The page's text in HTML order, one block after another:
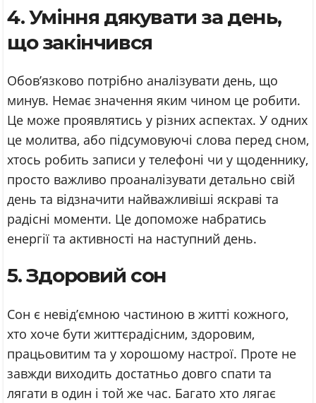
4. Уміння дякувати за день,
що закінчився
Обов’язково потрібно аналізувати день, що
минув. Немає значення яким чином це робити.
Це може проявлятись у різних аспектах. У одних
це молитва, або підсумовуючі слова перед сном,
хтось робить записи у телефоні чи у щоденнику,
просто важливо проаналізувати детально свій
день та відзначити найважливіші яскраві та
радісні моменти. Це допоможе набратись
енергії та активності на наступний день.
5. Здоровий сон
Сон є невід’ємною частиною в житті кожного,
хто хоче бути життєрадісним, здоровим,
працьовитим та у хорошому настрої. Проте не
завжди виходить достатньо довго спати та
лягати в один і той же час. Багато хто лягає